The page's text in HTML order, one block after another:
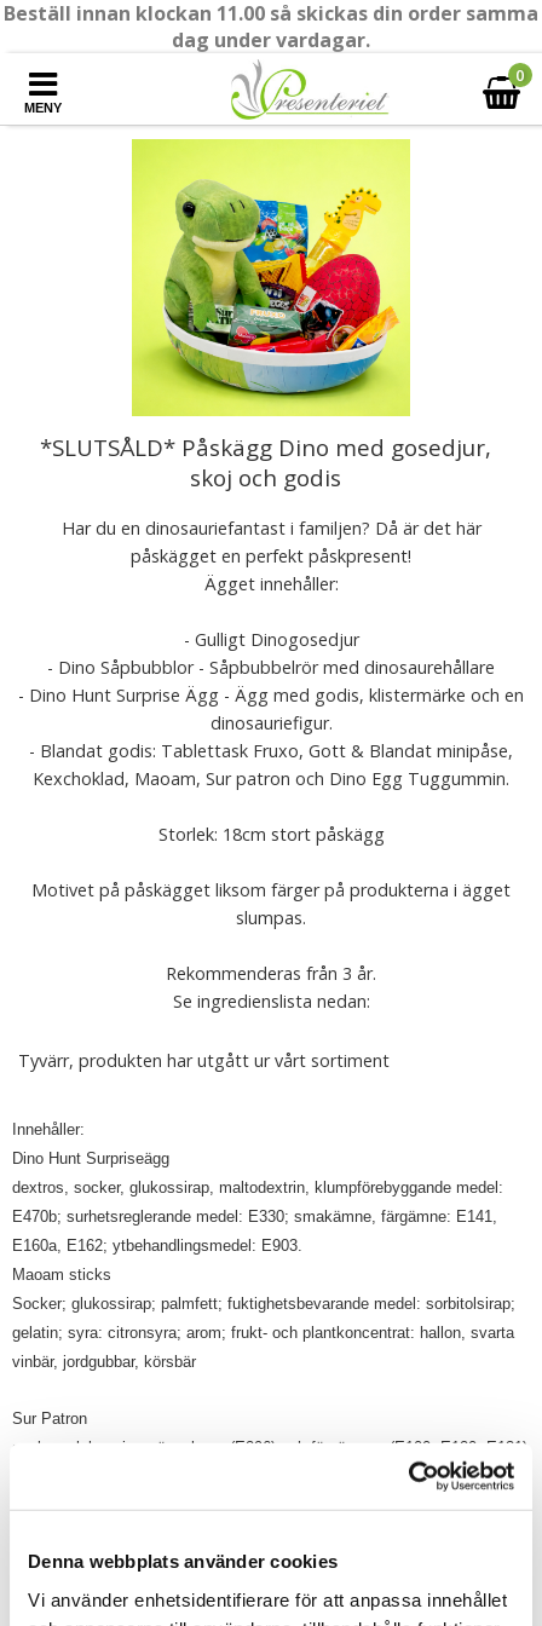
Denna webbplats använder cookies
Vi använder enhetsidentifierare för att anpassa innehållet
Beställ innan klockan 11.00 så skickas din order samma
dag under vardagar.
MENY
0
*SLUTSÅLD* Påskägg Dino med gosedjur,
skoj och godis
Har du en dinosauriefantast i familjen? Då är det här
påskägget en perfekt påskpresent!
Ägget innehåller:
- Gulligt Dinogosedjur
- Dino Såpbubblor - Såpbubbelrör med dinosaurehållare
- Dino Hunt Surprise Ägg - Ägg med godis, klistermärke och en
dinosauriefigur.
- Blandat godis: Tablettask Fruxo, Gott & Blandat minipåse,
Kexchoklad, Maoam, Sur patron och Dino Egg Tuggummin.
Storlek: 18cm stort påskägg
Motivet på påskägget liksom färger på produkterna i ägget
slumpas.
Rekommenderas från 3 år.
Se ingredienslista nedan:
Tyvärr, produkten har utgått ur vårt sortiment
Innehåller:
Dino Hunt Surpriseägg
dextros, socker, glukossirap, maltodextrin, klumpförebyggande medel:
E470b; surhetsreglerande medel: E330; smakämne, färgämne: E141,
E160a, E162; ytbehandlingsmedel: E903.
Maoam sticks
Socker; glukossirap; palmfett; fuktighetsbevarande medel: sorbitolsirap;
gelatin; syra: citronsyra; arom; frukt- och plantkoncentrat: hallon, svarta
vinbär, jordgubbar, körsbär
Sur Patron
socker, glukossirap, äppelsyra (E296) och färgämnen (E100, E120, E131)
socker, VETEMJÖL, vegetabiliska fetter (palm, shea),
HELMJÖLKSPULVER, kakaomassa1, fettreducerat kakaopulver1,
kokosolja, emulgeringsmedel (lecitiner (SOJA)), salt, bakpulver
(natriumvätekarbonat), aromer (bl.a. vanillin).